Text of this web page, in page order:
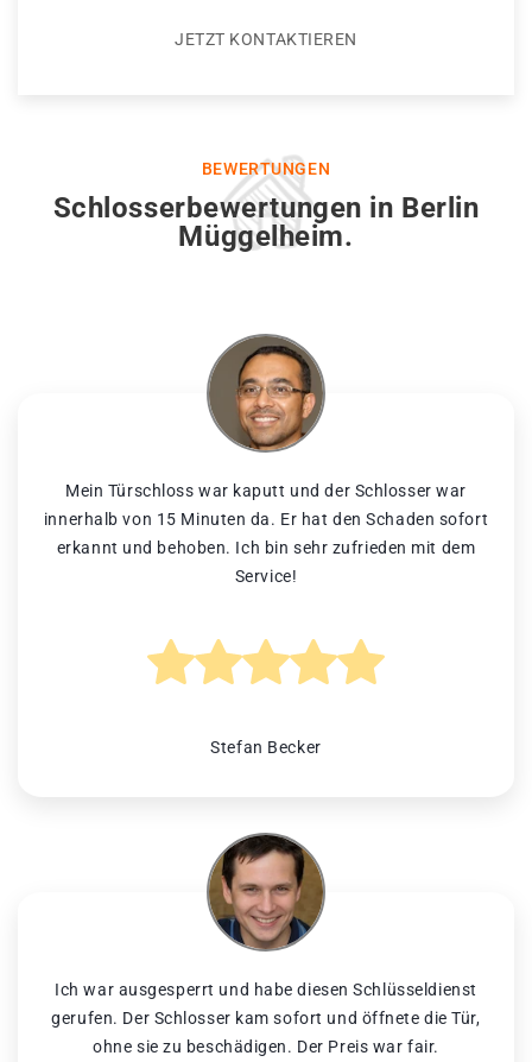
JETZT KONTAKTIEREN
BEWERTUNGEN
Schlosserbewertungen in Berlin
Müggelheim.
Mein Türschloss war kaputt und der Schlosser war
innerhalb von 15 Minuten da. Er hat den Schaden sofort
erkannt und behoben. Ich bin sehr zufrieden mit dem
Service!
Stefan Becker
Ich war ausgesperrt und habe diesen Schlüsseldienst
gerufen. Der Schlosser kam sofort und öffnete die Tür,
ohne sie zu beschädigen. Der Preis war fair.